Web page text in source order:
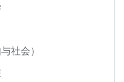
社会）